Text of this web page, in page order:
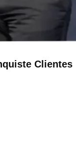
Clientes